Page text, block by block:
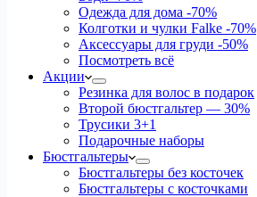
Одежда для дома -70%
Колготки и чулки Falke -70%
Аксессуары для груди -50%
Посмотреть всё
Акции
Резинка для волос в подарок
Второй бюстгальтер — 30%
Трусики 3+1
Подарочные наборы
Бюстгальтеры
Бюстгальтеры без косточек
Бюстгальтеры с косточками